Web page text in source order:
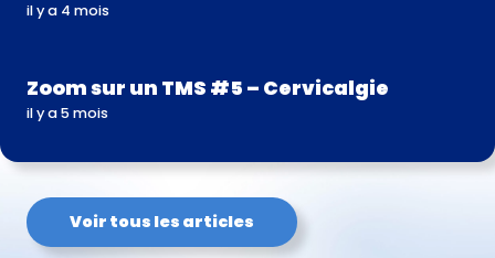
il y a 4 mois
Zoom sur un TMS #5 – Cervicalgie
il y a 5 mois
Voir tous les articles